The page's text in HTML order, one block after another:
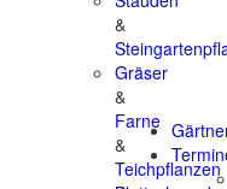
&
Gräser
&
Farne
&
Teichpflanzen